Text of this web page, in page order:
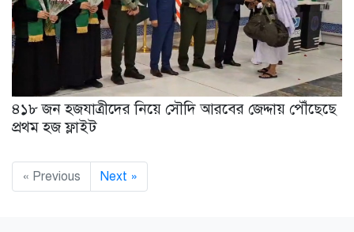
৪১৮ জন হজযাত্রীদের নিয়ে সৌদি আরবের জেদ্দায় পৌঁছেছে
প্রথম হজ ফ্লাইট
« Previous Next »